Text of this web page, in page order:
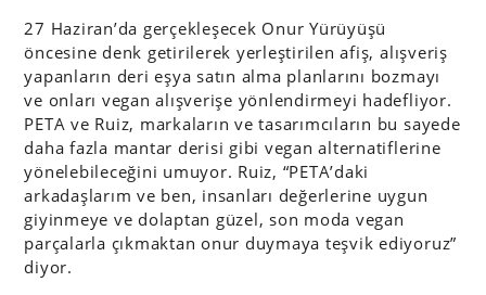
27 Haziran’da gerçekleşecek Onur Yürüyüşü
öncesine denk getirilerek yerleştirilen afiş, alışveriş
yapanların deri eşya satın alma planlarını bozmayı
ve onları vegan alışverişe yönlendirmeyi hadefliyor.
PETA ve Ruiz, markaların ve tasarımcıların bu sayede
daha fazla mantar derisi gibi vegan alternatiflerine
yönelebileceğini umuyor. Ruiz, “PETA’daki
arkadaşlarım ve ben, insanları değerlerine uygun
giyinmeye ve dolaptan güzel, son moda vegan
parçalarla çıkmaktan onur duymaya teşvik ediyoruz”
diyor.